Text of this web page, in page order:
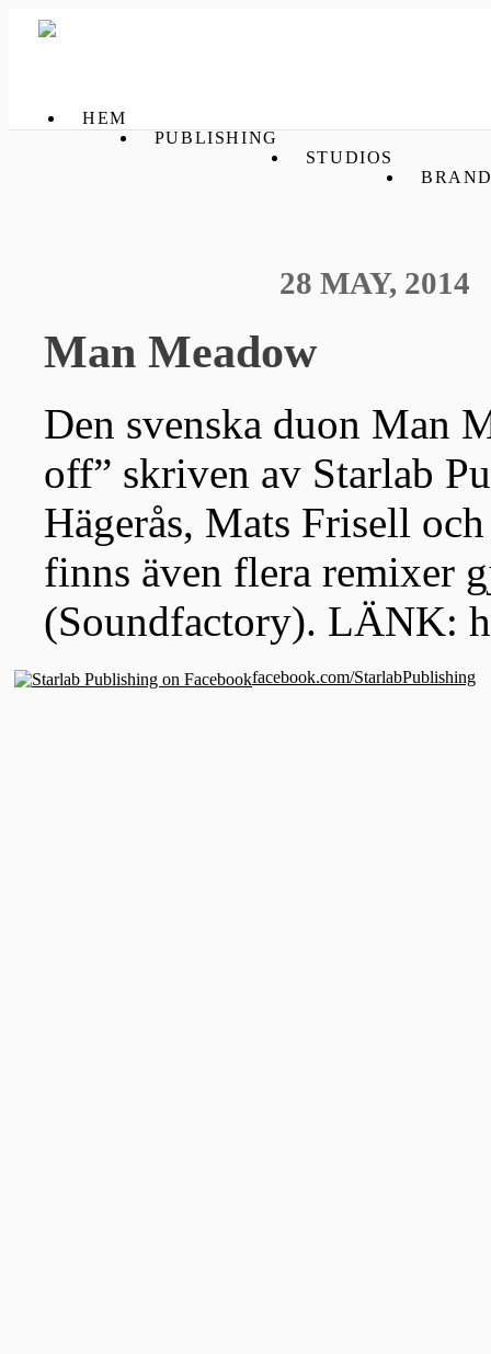
HEM
PUBLISHING
STUDIOS
28 MAY, 2014
Man Meadow
Den svenska duon Man
off” skriven av Starlab
Hägerås, Mats Frisell
finns även flera remixer
(Soundfactory). LÄNK:
facebook.com/StarlabPublishing